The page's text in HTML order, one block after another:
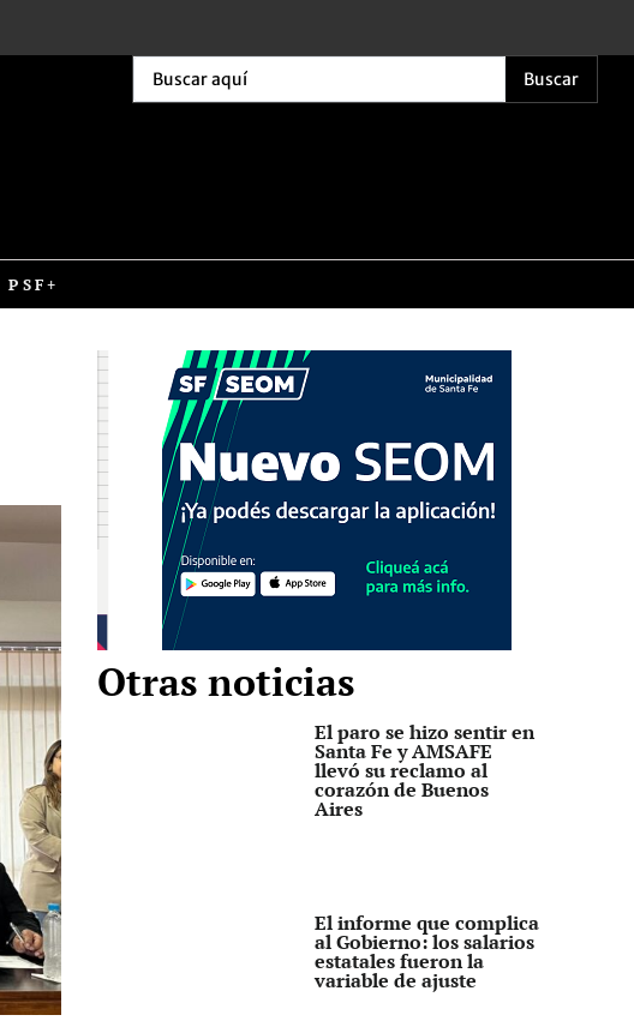
Buscar
PSF+
Otras noticias
El paro se hizo sentir en
Santa Fe y AMSAFE
llevó su reclamo al
corazón de Buenos
Aires
El informe que complica
al Gobierno: los salarios
estatales fueron la
variable de ajuste